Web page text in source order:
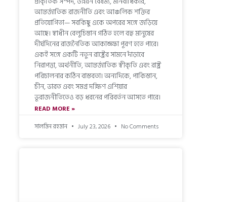
আন্তর্জাতিক রাজনীতি এবং আঞ্চলিক শক্তির
প্রতিযোগিতা— সবকিছু একে অপরের সঙ্গে জড়িয়ে
আছে। স্বাধীন বেলুচিস্তান গঠিত হলে বহু মানুষের
দীর্ঘদিনের রাজনৈতিক আকাঙ্ক্ষা পূরণ হতে পারে।
একই সঙ্গে একটি নতুন রাষ্ট্রের সামনে দাঁড়াবে
নিরাপত্তা, অর্থনীতি, আন্তর্জাতিক স্বীকৃতি এবং রাষ্ট্র
পরিচালনার কঠিন বাস্তবতা। অন্যদিকে, পাকিস্তান,
চীন, ভারত এবং সমগ্র দক্ষিণ এশিয়ার
ভূরাজনীতিতেও বড় ধরনের পরিবর্তন আসতে পারে।
READ MORE »
সালমিন রহমান
July 23, 2026 No Comments